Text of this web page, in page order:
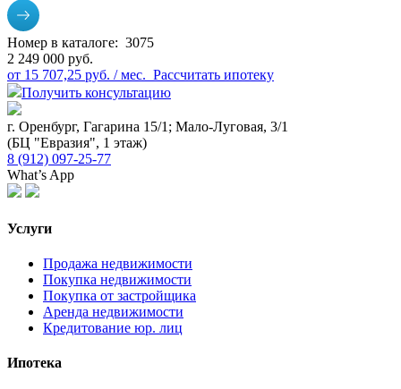
Номер в каталоге: 3075
2 249 000 руб.
от 15 707,25 руб. / мес. Рассчитать ипотеку
Получить консультацию
г. Оренбург, Гагарина 15/1; Мало-Луговая, 3/1
(БЦ "Евразия", 1 этаж)
8 (912) 097-25-77
What’s App
Услуги
Продажа недвижимости
Покупка недвижимости
Покупка от застройщика
Аренда недвижимости
Кредитование юр. лиц
Ипотека